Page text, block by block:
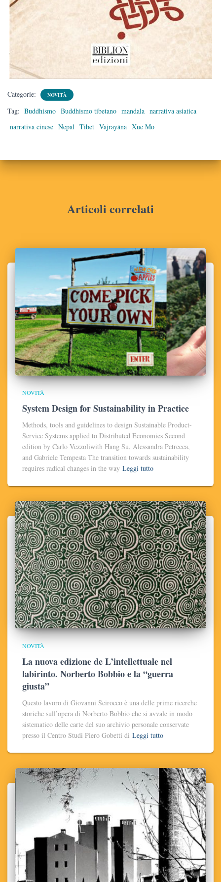
Categorie: NOVITÀ
Tag: Buddhismo Buddhismo tibetano mandala narrativa asiatica
narrativa cinese Nepal Tibet Vajrayāna Xue Mo
Articoli correlati
NOVITÀ
System Design for Sustainability in Practice
Methods, tools and guidelines to design Sustainable Product-
Service Systems applied to Distributed Economies Second
edition by Carlo Vezzoliwith Hang Su, Alessandra Petrecca,
and Gabriele Tempesta The transition towards sustainability
requires radical changes in the way Leggi tutto
NOVITÀ
La nuova edizione de L’intellettuale nel
labirinto. Norberto Bobbio e la “guerra
giusta”
Questo lavoro di Giovanni Scirocco è una delle prime ricerche
storiche sull’opera di Norberto Bobbio che si avvale in modo
sistematico delle carte del suo archivio personale conservate
presso il Centro Studi Piero Gobetti di Leggi tutto